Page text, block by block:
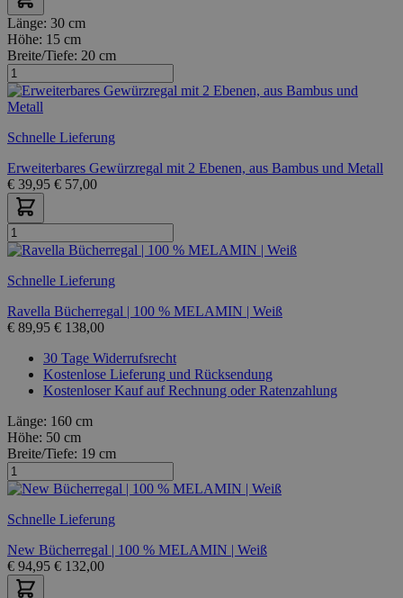
Länge: 30 cm
Höhe: 15 cm
Breite/Tiefe: 20 cm
Schnelle Lieferung
Erweiterbares Gewürzregal mit 2 Ebenen, aus Bambus und Metall
€ 39,95 € 57,00
Schnelle Lieferung
Ravella Bücherregal | 100 % MELAMIN | Weiß
€ 89,95 € 138,00
30 Tage Widerrufsrecht
Kostenlose Lieferung und Rücksendung
Kostenloser Kauf auf Rechnung oder Ratenzahlung
Länge: 160 cm
Höhe: 50 cm
Breite/Tiefe: 19 cm
Schnelle Lieferung
New Bücherregal | 100 % MELAMIN | Weiß
€ 94,95 € 132,00